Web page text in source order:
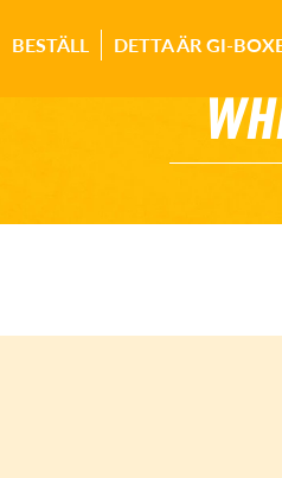
BESTÄLL DETTA ÄR GI-